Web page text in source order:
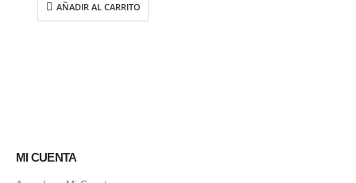
AÑADIR AL CARRITO
MI CUENTA